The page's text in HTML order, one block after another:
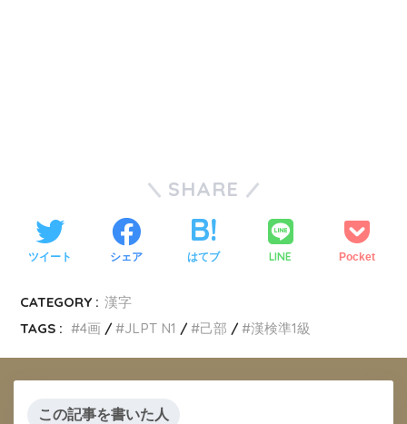
SHARE
ツイート シェア はてブ LINE Pocket
CATEGORY : 漢字
TAGS :
4画 JLPT N1 己部 漢検準1級
この記事を書いた人